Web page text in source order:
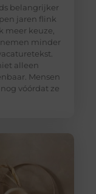
belangrijker
jaren flink
meer keuze,
minder
alleen
Mensen
vóórdat ze